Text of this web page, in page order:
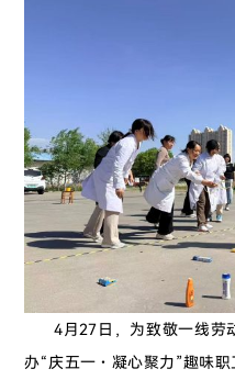
4月27日，为致敬一线劳
办“庆五一・凝心聚力”趣味职